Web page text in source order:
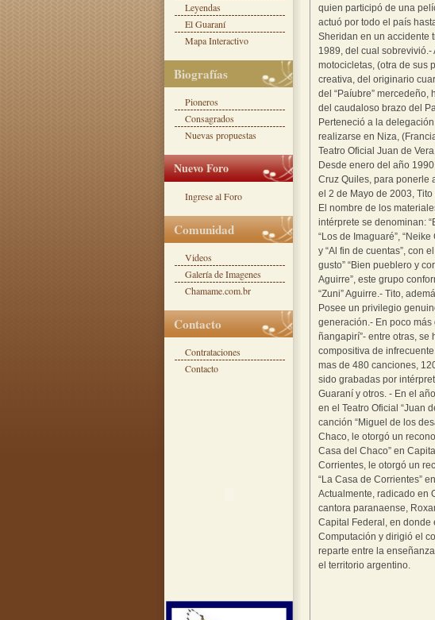
quien participó de una
actuó por todo el país
Sheridan en un accidente
1989, del cual
motocicletas, (otra de sus
creativa, del originario
del “Paíubre”
del caudaloso brazo del
Perteneció a la
realizarse en Niza,
Teatro Oficial Juan de
Desde enero del año
Cruz Quiles, para ponerle
el 2 de Mayo de 2003,
El nombre de los
intérprete se denominan:
“Los de Imaguaré”,
y “Al fin de cuentas”, con
gusto” “Bien pueblero y
Aguirre”, este grupo
“Zuni” Aguirre.- Tito,
Posee un privilegio
generación.- En poco más
ñangapirí”- entre otras,
compositiva de
mas de 480 canciones,
sido grabadas por
Guaraní y otros. - En el
en el Teatro Oficial “Juan
canción “Miguel de los
Chaco, le otorgó un
Casa del Chaco” en
Corrientes, le otorgó un
“La Casa de Corrientes”
Actualmente, radicado en
cantora paranaense,
Capital Federal, en donde
Computación y dirigió el
reparte entre la
el territorio argentino.
Leyendas
El Guaraní
Mapa Interactivo
Biografías
Pioneros
Consagrados
Nuevas propuestas
Nuevo Foro
Ingrese al Foro
Comunidad
Videos
Galería de Imagenes
Chamame.com.br
Contacto
Contrataciones
Contacto